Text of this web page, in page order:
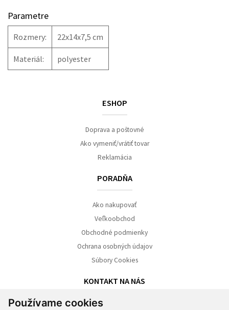
Používame cookies
Parametre
Rozmery: 22x14x7,5 cm
Materiál: polyester
ESHOP
Doprava a poštovné
Ako vymeniť/vrátiť tovar
Reklamácia
PORADŇA
Ako nakupovať
Veľkoobchod
Obchodné podmienky
Ochrana osobných údajov
Súbory Cookies
KONTAKT NA NÁS
NONO s.r.o.